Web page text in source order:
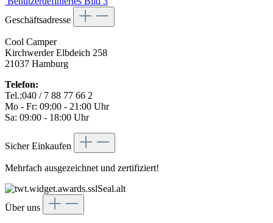
Geschäftsadresse
Cool Camper
Kirchwerder Elbdeich 258
21037 Hamburg
Telefon:
Tel.:040 / 7 88 77 66 2
Mo - Fr: 09:00 - 21:00 Uhr
Sa: 09:00 - 18:00 Uhr
Sicher Einkaufen
Mehrfach ausgezeichnet und zertifiziert!
Über uns